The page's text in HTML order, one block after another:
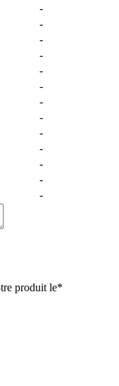
-
-
-
-
-
-
-
-
-
-
-
-
-
produit le*